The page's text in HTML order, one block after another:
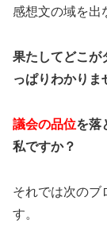
感想文の域を出
果たしてどこが
っぱりわかりま
議会の品位を落
私ですか？
それでは次のブ
す。